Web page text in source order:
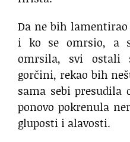
Da ne bih
i ko se omrsio, a
omrsila, svi ostali
gorčini, rekao bih
sama sebi
ponovo pokrenula
gluposti i alavosti.